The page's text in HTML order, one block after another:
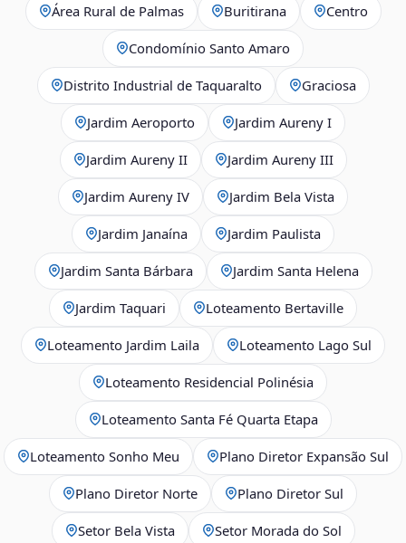
Área Rural de Palmas Buritirana Centro
Condomínio Santo Amaro
Distrito Industrial de Taquaralto Graciosa
Jardim Aeroporto Jardim Aureny I
Jardim Aureny II Jardim Aureny III
Jardim Aureny IV Jardim Bela Vista
Jardim Janaína Jardim Paulista
Jardim Santa Bárbara Jardim Santa Helena
Jardim Taquari Loteamento Bertaville
Loteamento Jardim Laila Loteamento Lago Sul
Loteamento Residencial Polinésia
Loteamento Santa Fé Quarta Etapa
Loteamento Sonho Meu Plano Diretor Expansão Sul
Plano Diretor Norte Plano Diretor Sul
Setor Bela Vista Setor Morada do Sol